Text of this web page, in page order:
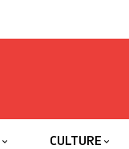
CULTURE